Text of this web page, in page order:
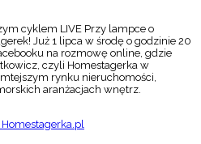
cyklem LIVE Przy lampce o
Już 1 lipca w środę o godzinie 20
na rozmowę online, gdzie
czyli Homestagerka w
rynku nieruchomości,
aranżacjach wnętrz.
Homestagerka.pl